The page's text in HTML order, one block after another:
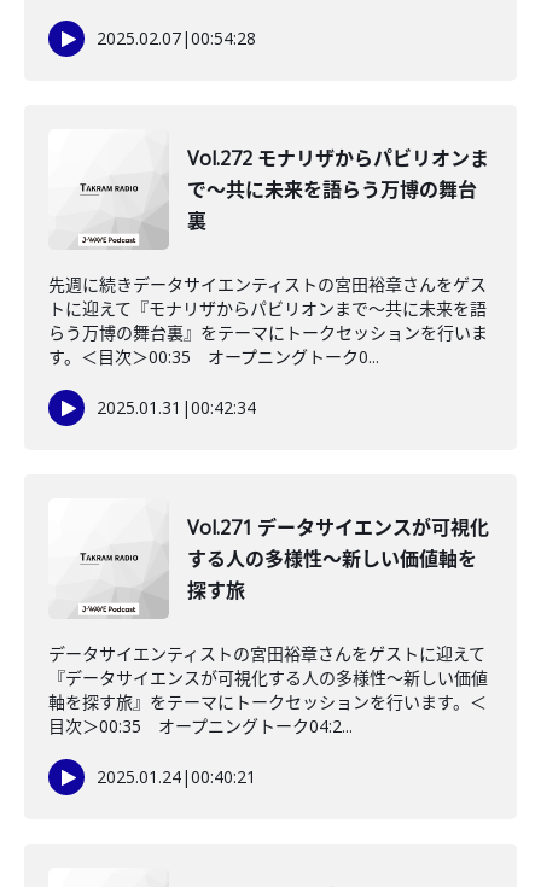
2025.02.07|00:54:28
Vol.272 モナリザからパビリオンま
で～共に未来を語らう万博の舞台
裏
先週に続きデータサイエンティストの宮田裕章さんをゲス
トに迎えて『モナリザからパビリオンまで～共に未来を語
らう万博の舞台裏』をテーマにトークセッションを行いま
す。＜目次＞00:35 オープニングトーク0...
2025.01.31 |00:42:34
Vol.271 データサイエンスが可視化
する人の多様性〜新しい価値軸を
探す旅
データサイエンティストの宮田裕章さんをゲストに迎えて
『データサイエンスが可視化する人の多様性〜新しい価値
軸を探す旅』をテーマにトークセッションを行います。＜
目次＞00:35 オープニングトーク04:2...
2025.01.24|00:40:21